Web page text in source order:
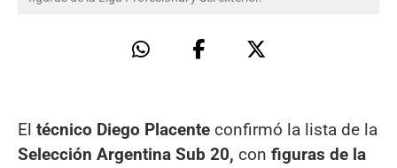
El técnico Diego Placente confirmó la lista de la
Selección Argentina Sub 20, con figuras de la